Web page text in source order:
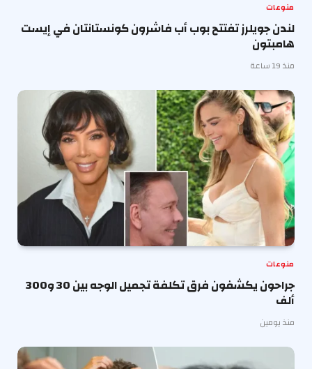
منوعات
لندن جويلرز تفتتح بوب أب فاشرون كونستانتان في إيست
هامبتون
منذ 19 ساعة
منوعات
جراحون يكشفون فرق تكلفة تجميل الوجه بين 30 و300
ألف
منذ يومين